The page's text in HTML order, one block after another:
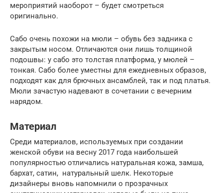
мероприятий наоборот – будет смотреться
оригинально.
Сабо очень похожи на мюли – обувь без задника с
закрытым носом. Отличаются они лишь толщиной
подошвы: у сабо это толстая платформа, у мюлей –
тонкая. Сабо более уместны для ежедневных образов,
подходят как для брючных ансамблей, так и под платья.
Мюли зачастую надевают в сочетании с вечерним
нарядом.
Материал
Среди материалов, используемых при создании
женской обуви на весну 2017 года наибольшей
популярностью отличались натуральная кожа, замша,
бархат, сатин, натуральный шелк. Некоторые
дизайнеры вновь напомнили о прозрачных